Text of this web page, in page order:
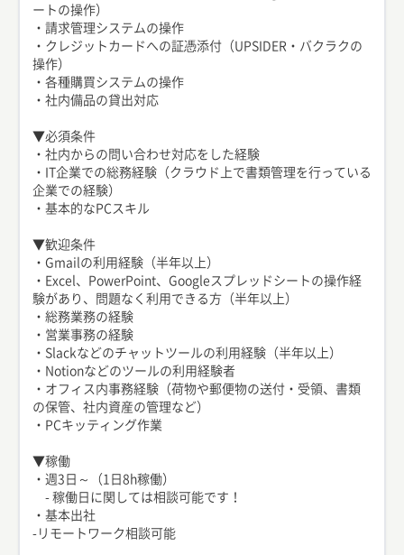
ートの操作）
・請求管理システムの操作
・クレジットカードへの証憑添付（UPSIDER・バクラクの
操作）
・各種購買システムの操作
・社内備品の貸出対応
▼必須条件
・社内からの問い合わせ対応をした経験
・IT企業での総務経験（クラウド上で書類管理を行っている
企業での経験）
・基本的なPCスキル
▼歓迎条件
・Gmailの利用経験（半年以上）
・Excel、PowerPoint、Googleスプレッドシートの操作経
験があり、問題なく利用できる方（半年以上）
・総務業務の経験
・営業事務の経験
・Slackなどのチャットツールの利用経験（半年以上）
・Notionなどのツールの利用経験者
・オフィス内事務経験（荷物や郵便物の送付・受領、書類
の保管、社内資産の管理など）
・PCキッティング作業
▼稼働
・週3日～（1日8h稼働）
- 稼働日に関しては相談可能です！
・基本出社
-リモートワーク相談可能